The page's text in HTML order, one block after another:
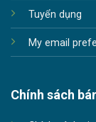
Tuyển dụng
My email
Chính sách